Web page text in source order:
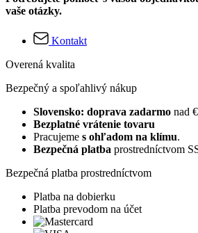
vaše otázky.
Kontakt
Overená kvalita
Bezpečný a spoľahlivý nákup
Slovensko: doprava zadarmo nad
Bezplatné vrátenie tovaru
Pracujeme s ohľadom na klímu.
Bezpečná platba prostredníctvom
Bezpečná platba prostredníctvom
Platba na dobierku
Platba prevodom na účet